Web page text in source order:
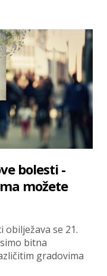
bolesti -
možete
obilježava se 21.
bitna
gradovima